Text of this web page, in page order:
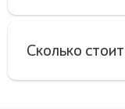
Сколько